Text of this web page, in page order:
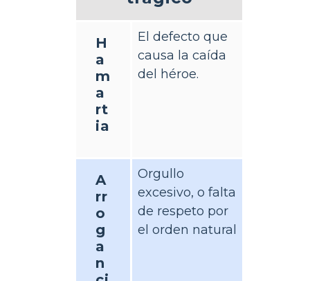
H
a
m
a
rt
ia
El defecto que
causa la caída
del héroe.
A
rr
o
g
a
n
Orgullo
excesivo, o falta
de respeto por
el orden natural